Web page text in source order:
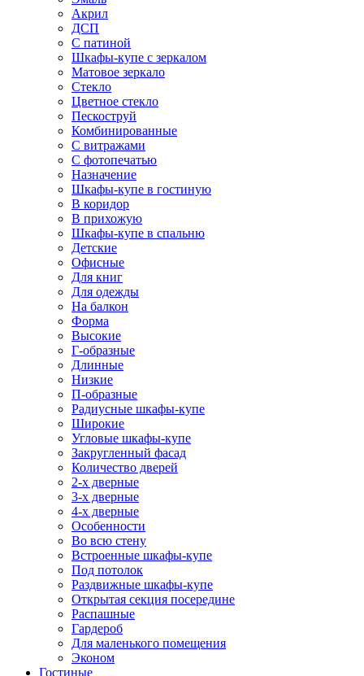
Акрил
ДСП
С патиной
Шкафы-купе с зеркалом
Матовое зеркало
Стекло
Цветное стекло
Пескоструй
Комбинированные
С витражами
С фотопечатью
Назначение
Шкафы-купе в гостиную
В коридор
В прихожую
Шкафы-купе в спальню
Детские
Офисные
Для книг
Для одежды
На балкон
Форма
Высокие
Г-образные
Длинные
Низкие
П-образные
Радиусные шкафы-купе
Широкие
Угловые шкафы-купе
Закругленный фасад
Количество дверей
2-х дверные
3-х дверные
4-х дверные
Особенности
Во всю стену
Встроенные шкафы-купе
Под потолок
Раздвижные шкафы-купе
Открытая секция посередине
Распашные
Гардероб
Для маленького помещения
Эконом
Гостиные